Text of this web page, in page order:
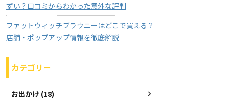
ずい？口コミからわかった意外な評判
ファットウィッチブラウニーはどこで買える？
店舗・ポップアップ情報を徹底解説
カテゴリー
お出かけ (18)